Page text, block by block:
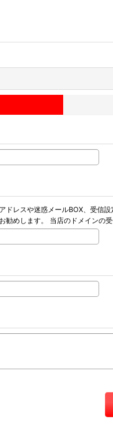
ドレスや迷惑メールBOX、受信
勧めします。 当店のドメイン